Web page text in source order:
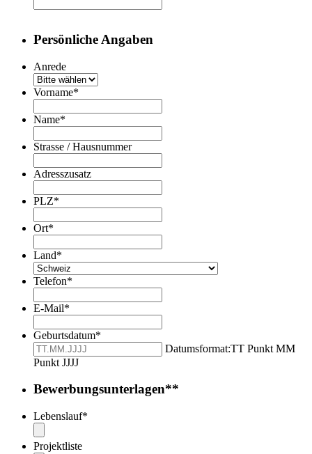
Persönliche Angaben
Anrede
Vorname*
Name*
Strasse / Hausnummer
Adresszusatz
PLZ*
Ort*
Land*
Telefon*
E-Mail*
Geburtsdatum*
Datumsformat:TT Punkt MM
Punkt JJJJ
Bewerbungsunterlagen**
Lebenslauf*
Projektliste